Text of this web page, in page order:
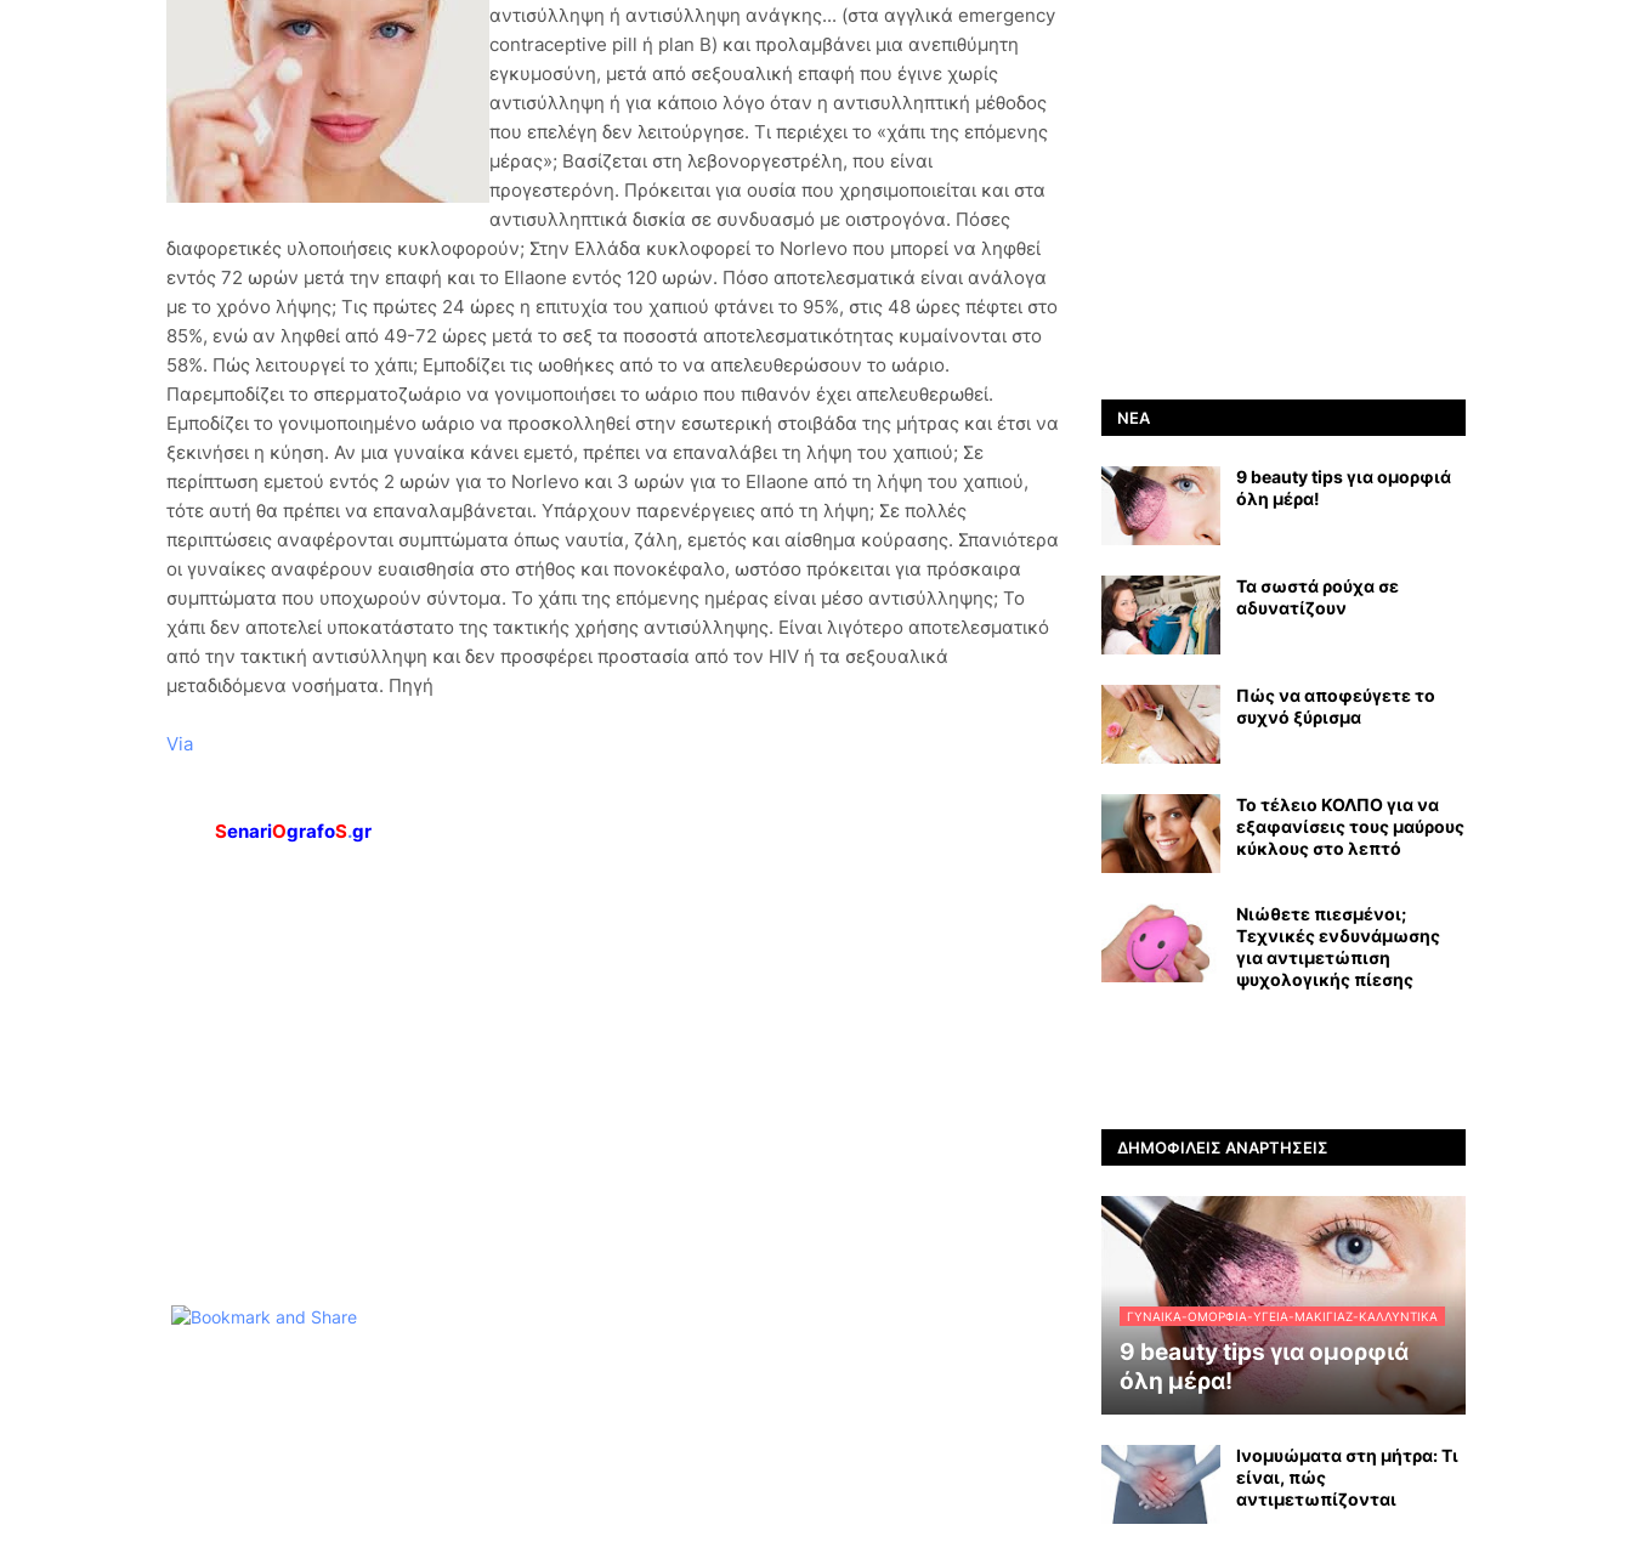
αντισύλληψη ή αντισύλληψη ανάγκης... (στα αγγλικά emergency
contraceptive pill ή plan B) και προλαμβάνει μια ανεπιθύμητη
εγκυμοσύνη, μετά από σεξουαλική επαφή που έγινε χωρίς
αντισύλληψη ή για κάποιο λόγο όταν η αντισυλληπτική μέθοδος
που επελέγη δεν λειτούργησε. Τι περιέχει το «χάπι της επόμενης
μέρας»; Βασίζεται στη λεβονοργεστρέλη, που είναι
προγεστερόνη. Πρόκειται για ουσία που χρησιμοποιείται και στα
αντισυλληπτικά δισκία σε συνδυασμό με οιστρογόνα. Πόσες
διαφορετικές υλοποιήσεις κυκλοφορούν; Στην Ελλάδα κυκλοφορεί το Norlevo που μπορεί να ληφθεί
εντός 72 ωρών μετά την επαφή και το Ellaone εντός 120 ωρών. Πόσο αποτελεσματικά είναι ανάλογα
με το χρόνο λήψης; Τις πρώτες 24 ώρες η επιτυχία του χαπιού φτάνει το 95%, στις 48 ώρες πέφτει στο
85%, ενώ αν ληφθεί από 49-72 ώρες μετά το σεξ τα ποσοστά αποτελεσματικότητας κυμαίνονται στο
58%. Πώς λειτουργεί το χάπι; Εμποδίζει τις ωοθήκες από το να απελευθερώσουν το ωάριο.
Παρεμποδίζει το σπερματοζωάριο να γονιμοποιήσει το ωάριο που πιθανόν έχει απελευθερωθεί.
Εμποδίζει το γονιμοποιημένο ωάριο να προσκολληθεί στην εσωτερική στοιβάδα της μήτρας και έτσι να
ξεκινήσει η κύηση. Αν μια γυναίκα κάνει εμετό, πρέπει να επαναλάβει τη λήψη του χαπιού; Σε
περίπτωση εμετού εντός 2 ωρών για το Norlevo και 3 ωρών για το Ellaone από τη λήψη του χαπιού,
τότε αυτή θα πρέπει να επαναλαμβάνεται. Υπάρχουν παρενέργειες από τη λήψη; Σε πολλές
περιπτώσεις αναφέρονται συμπτώματα όπως ναυτία, ζάλη, εμετός και αίσθημα κούρασης. Σπανιότερα
οι γυναίκες αναφέρουν ευαισθησία στο στήθος και πονοκέφαλο, ωστόσο πρόκειται για πρόσκαιρα
συμπτώματα που υποχωρούν σύντομα. Το χάπι της επόμενης ημέρας είναι μέσο αντισύλληψης; Το
χάπι δεν αποτελεί υποκατάστατο της τακτικής χρήσης αντισύλληψης. Είναι λιγότερο αποτελεσματικό
από την τακτική αντισύλληψη και δεν προσφέρει προστασία από τον HIV ή τα σεξουαλικά
μεταδιδόμενα νοσήματα. Πηγή
Via
SenariOgrafoS.gr
ΝΈΑ
9 beauty tips για ομορφιά
όλη μέρα!
Τα σωστά ρούχα σε
αδυνατίζουν
Πώς να αποφεύγετε το
συχνό ξύρισμα
Το τέλειο ΚΟΛΠΟ για να
εξαφανίσεις τους μαύρους
κύκλους στο λεπτό
Νιώθετε πιεσμένοι;
Τεχνικές ενδυνάμωσης
για αντιμετώπιση
ψυχολογικής πίεσης
ΔΗΜΟΦΙΛΕΊΣ ΑΝΑΡΤΉΣΕΙΣ
ΓΥΝΑΊΚΑ-ΟΜΟΡΦΙΆ-ΥΓΕΊΑ-ΜΑΚΙΓΙΆΖ-ΚΑΛΛΥΝΤΙΚΆ
9 beauty tips για ομορφιά
όλη μέρα!
Ινομυώματα στη μήτρα: Τι
είναι, πώς
αντιμετωπίζονται